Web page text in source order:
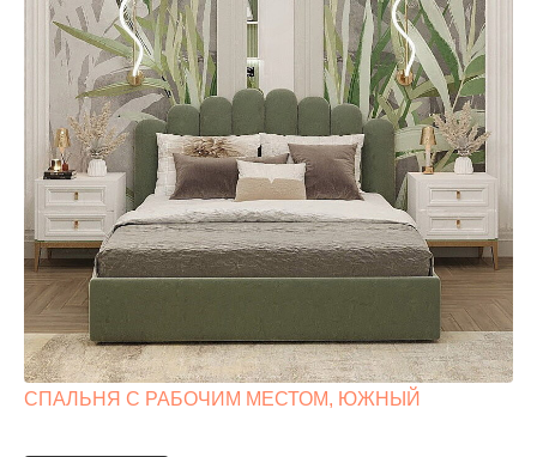
СПАЛЬНЯ С РАБОЧИМ МЕСТОМ, ЮЖНЫЙ